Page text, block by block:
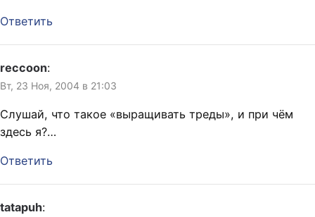
Ответить
reccoon:
Вт, 23 Ноя, 2004 в 21:03
Слушай, что такое «выращивать треды», и при чём
здесь я?…
Ответить
tatapuh: